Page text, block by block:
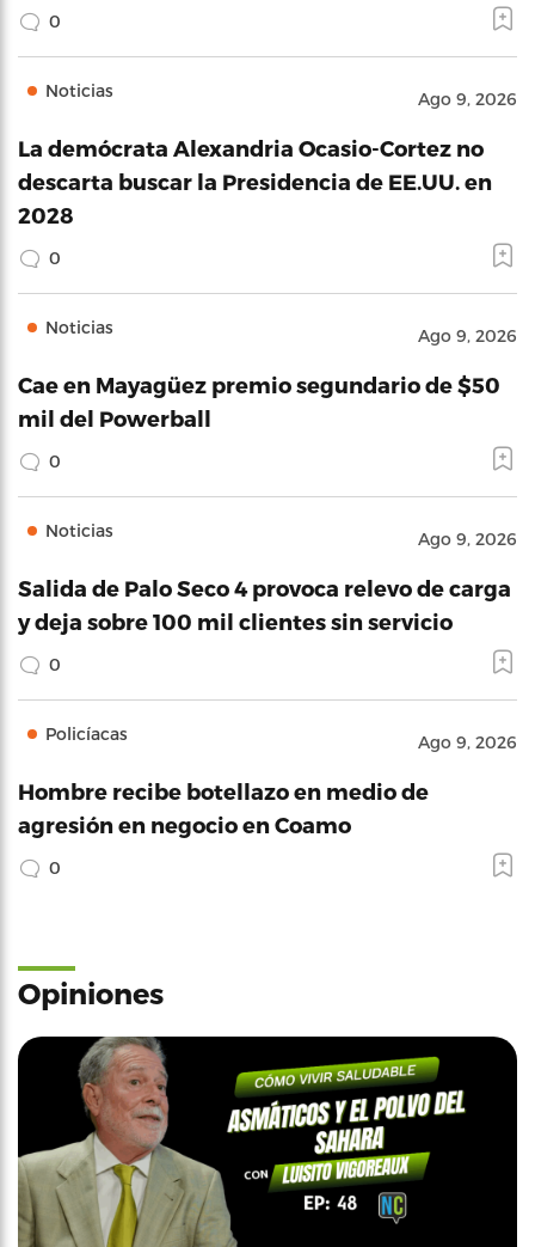
0
Noticias Ago 9, 2026
La demócrata Alexandria Ocasio-Cortez no
descarta buscar la Presidencia de EE.UU. en
2028
0
Noticias Ago 9, 2026
Cae en Mayagüez premio segundario de $50
mil del Powerball
0
Noticias Ago 9, 2026
Salida de Palo Seco 4 provoca relevo de carga
y deja sobre 100 mil clientes sin servicio
0
Policíacas Ago 9, 2026
Hombre recibe botellazo en medio de
agresión en negocio en Coamo
0
Opiniones